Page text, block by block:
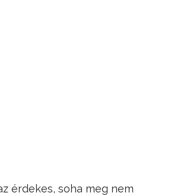
érdekes, soha meg nem